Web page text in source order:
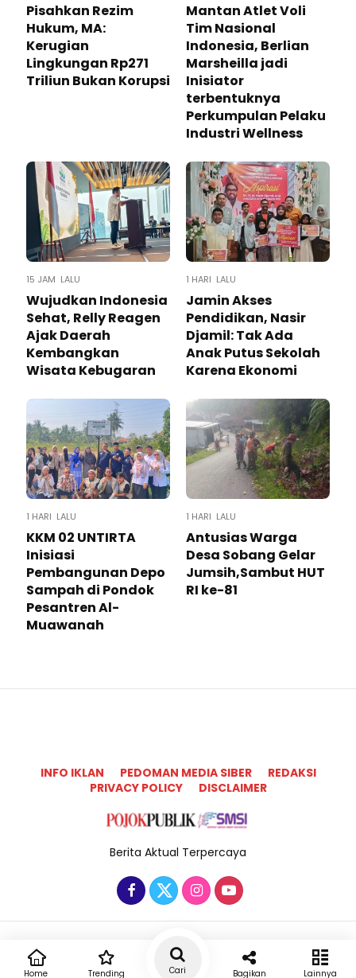
Pisahkan Rezim
Hukum, MA:
Kerugian
Lingkungan Rp271
Triliun Bukan Korupsi
Mantan Atlet Voli
Tim Nasional
Indonesia, Berlian
Marsheilla jadi
Inisiator
terbentuknya
Perkumpulan Pelaku
Industri Wellness
15 JAM LALU
Wujudkan Indonesia
Sehat, Relly Reagen
Ajak Daerah
Kembangkan
Wisata Kebugaran
1 HARI LALU
Jamin Akses
Pendidikan, Nasir
Djamil: Tak Ada
Anak Putus Sekolah
Karena Ekonomi
1 HARI LALU
KKM 02 UNTIRTA
Inisiasi
Pembangunan Depo
Sampah di Pondok
Pesantren Al-
Muawanah
1 HARI LALU
Antusias Warga
Desa Sobang Gelar
Jumsih,Sambut HUT
RI ke-81
INFO IKLAN PEDOMAN MEDIA SIBER
REDAKSI
PRIVACY POLICY
DISCLAIMER
Berita Aktual Terpercaya
Copyright @2025 Pojok Publik All Rights Reserved
Home Trending Cari Bagikan Lainnya